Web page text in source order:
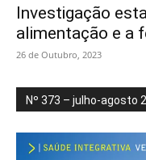
Investigação
alimentação e a
26 de Outubro, 2023
Nº 373 – julho-agosto